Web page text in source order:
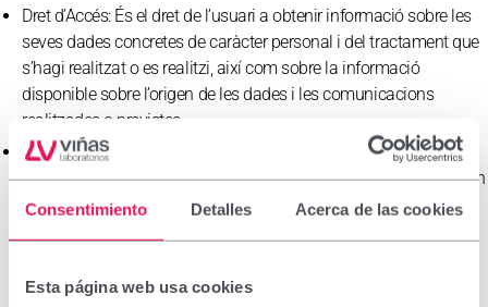
Consentimiento Detalles Acerca de las cookies
Esta página web usa cookies
Dret d’Accés:És el dret de l’usuari a obtenir informació sobre les
seves dades concretes de caràcter personal i del tractament que
s’hagi realitzat o es realitzi, així com sobre la informació
disponible sobre l’origen de les dades i les comunicacions
realitzades o previstes.
Dret de Rectificació
És el dret de l’afectat a modificar les dades
que resultin inexactes o incompletes. Només es podrà satisfer en
relació amb aquella informació que estigui sota el control de
constin dades de caràcter personal de l’usuari.